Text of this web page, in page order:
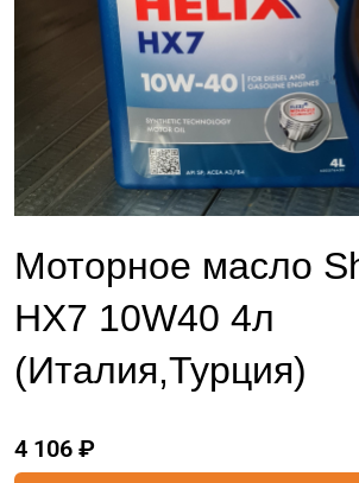
Моторное масло
HX7 10W40 4л
(Италия,Турция)
4 106 ₽